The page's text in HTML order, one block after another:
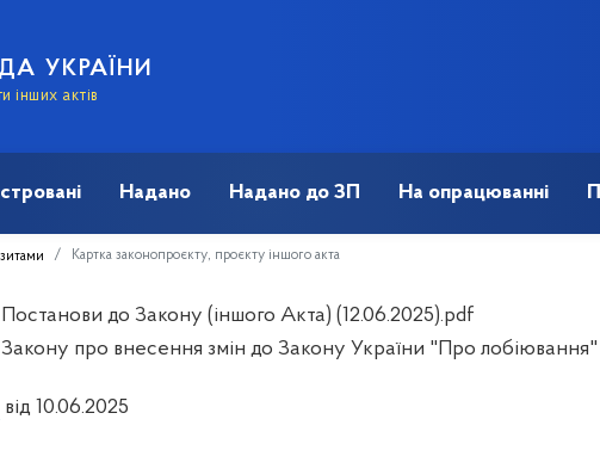
УКРАЇНИ
інших актів
Надано Надано до ЗП На опрацюванні
Картка законопроєкту, проєкту іншого акта
до Закону (іншого Акта) (12.06.2025).pdf
про внесення змін до Закону України "Про
від 10.06.2025